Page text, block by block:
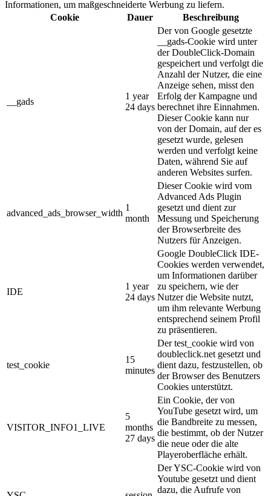
Informationen, um maßgeschneiderte Werbung zu liefern.
Cookie
Dauer Beschreibung
__gads
1 year
24 days
Der von Google gesetzte
__gads-Cookie wird unter
der DoubleClick-Domain
gespeichert und verfolgt die
Anzahl der Nutzer, die eine
Anzeige sehen, misst den
Erfolg der Kampagne und
berechnet ihre Einnahmen.
Dieser Cookie kann nur
von der Domain, auf der es
gesetzt wurde, gelesen
werden und verfolgt keine
Daten, während Sie auf
anderen Websites surfen.
advanced_ads_browser_width
1
month
Dieser Cookie wird vom
Advanced Ads Plugin
gesetzt und dient zur
Messung und Speicherung
der Browserbreite des
Nutzers für Anzeigen.
IDE
1 year
24 days
Google DoubleClick IDE-
Cookies werden verwendet,
um Informationen darüber
zu speichern, wie der
Nutzer die Website nutzt,
um ihm relevante Werbung
entsprechend seinem Profil
zu präsentieren.
test_cookie
15
minutes
Der test_cookie wird von
doubleclick.net gesetzt und
dient dazu, festzustellen, ob
der Browser des Benutzers
Cookies unterstützt.
VISITOR_INFO1_LIVE
5
months
27 days
Ein Cookie, der von
YouTube gesetzt wird, um
die Bandbreite zu messen,
die bestimmt, ob der Nutzer
die neue oder die alte
Playeroberfläche erhält.
Der YSC-Cookie wird von
Youtube gesetzt und dient
dazu, die Aufrufe von